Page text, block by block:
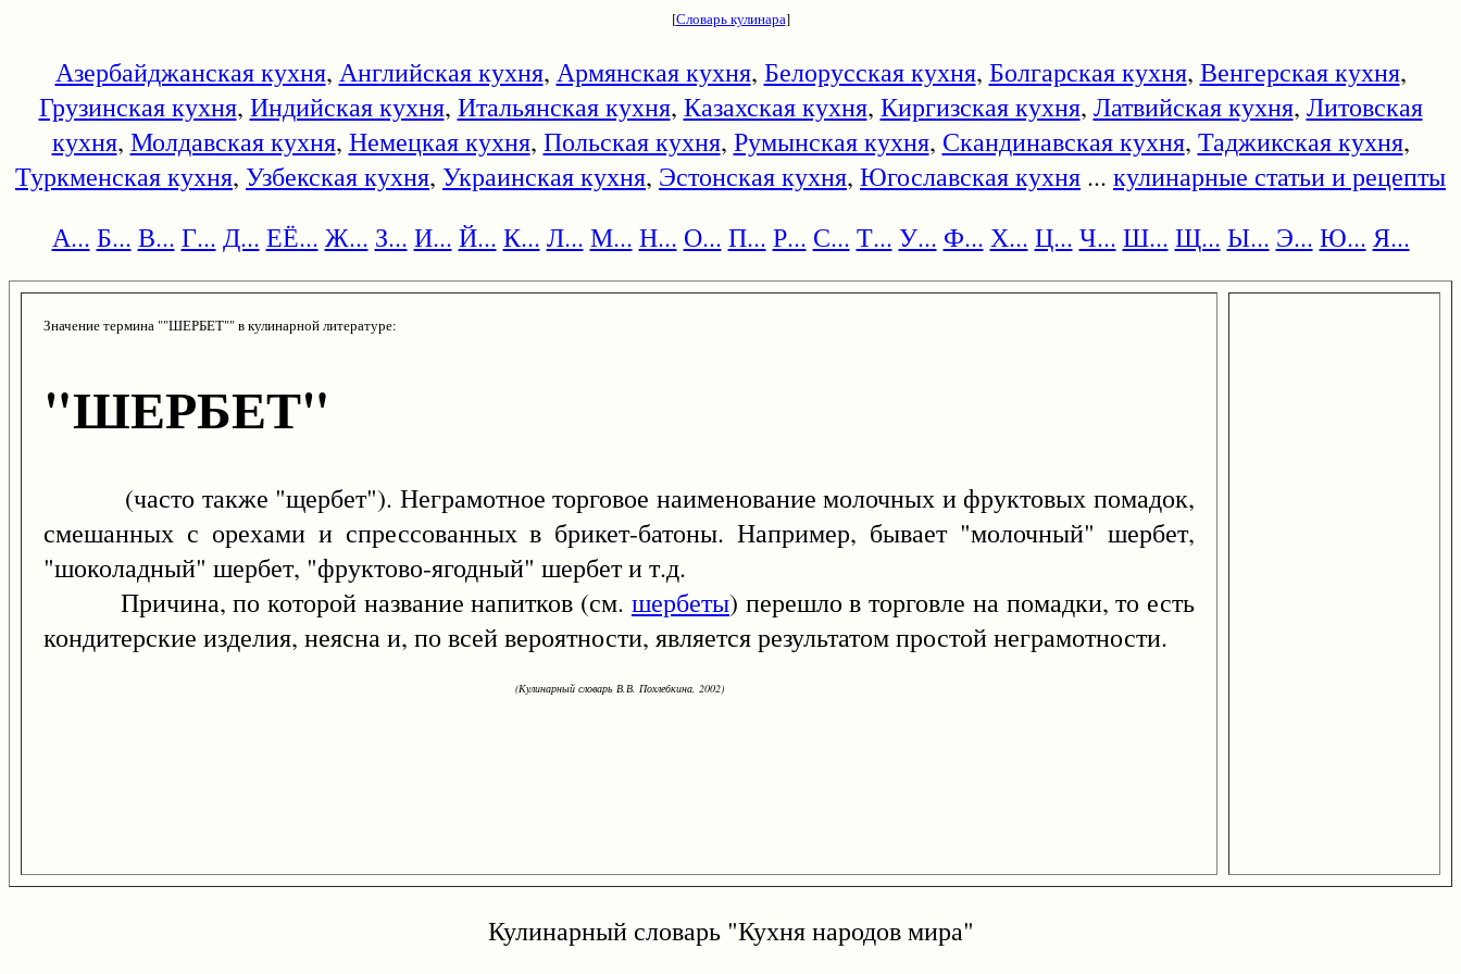
[Словарь кулинара]
Азербайджанская кухня, Английская кухня, Армянская кухня, Белорусская кухня, Болгарская кухня, Венгерская кухня,
Грузинская кухня, Индийская кухня, Итальянская кухня, Казахская кухня, Киргизская кухня, Латвийская кухня, Литовская
кухня, Молдавская кухня, Немецкая кухня, Польская кухня, Румынская кухня, Скандинавская кухня, Таджикская кухня,
Туркменская кухня, Узбекская кухня, Украинская кухня, Эстонская кухня, Югославская кухня ... кулинарные статьи и рецепты
А... Б... В... Г... Д... ЕЁ... Ж... З... И... Й... К... Л... М... Н... О... П... Р... С... Т... У... Ф... Х... Ц... Ч... Ш... Щ... Ы... Э... Ю... Я...
Значение термина ""ШЕРБЕТ"" в кулинарной литературе:
"ШЕРБЕТ"
(часто также "щербет"). Неграмотное торговое наименование молочных и фруктовых помадок,
смешанных с орехами и спрессованных в брикет-батоны. Например, бывает "молочный" шербет,
"шоколадный" шербет, "фруктово-ягодный" шербет и т.д.
Причина, по которой название напитков (см. шербеты) перешло в торговле на помадки, то есть
кондитерские изделия, неясна и, по всей вероятности, является результатом простой неграмотности.
(Кулинарный словарь В.В. Похлебкина, 2002)
Кулинарный словарь "Кухня народов мира"